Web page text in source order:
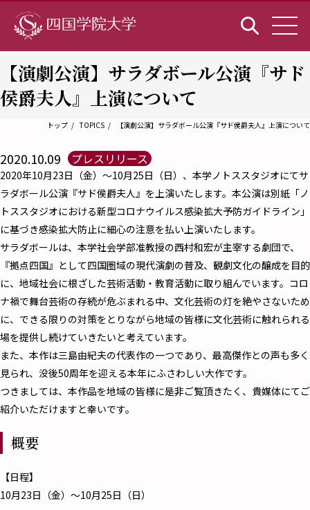
【演劇公演】サラダボール公演『サド
侯爵夫人』上演について
トップ TOPICS 【演劇公演】サラダボール公演『サド侯爵夫人』上演について
2020.10.09 プレスリリース
2020年10月23日（金）～10月25日（日）、本学ノトススタジオにてサ
ラダボール公演『サド侯爵夫人』を上演いたします。本公演は別紙「ノ
トススタジオにおける新型コロナウイルス感染拡大予防ガイドライン」
に基づき感染拡大防止に細心の注意を払い上演いたします。
サラダボールは、本学社会学部准教授の西村和宏が主宰する劇団で、
『拠点四国』として四国圏域の現代演劇の普及、観劇文化の醸成を目的
に、地域社会に根ざした芸術活動・教育活動に取り組んでいます。コロ
ナ禍で舞台芸術の存続が危ぶまれる中、文化芸術の灯を絶やさないため
に、できる限りの対策をとりながら地域の皆様に文化芸術に触れられる
場を提供し続けていきたいと考えています。
また、本作は三島由紀夫の代表作の一つであり、最高傑作との声も多く
見られ、没後50周年を迎える本年にふさわしい大作です。
つきましては、本作品を地域の皆様に是非ご覧頂きたく、貴媒体にてご
紹介いただけますと幸いです。
概要
【日程】
10月23日（金）～10月25日（日）